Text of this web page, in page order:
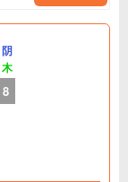
阴
木
8